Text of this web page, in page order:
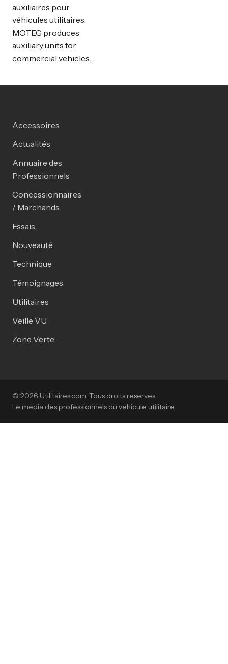
auxiliaires pour
véhicules utilitaires.
MOTEG produces
auxiliary units for
commercial vehicles.
Accessoires
Actualités
Annuaire des
Professionnels
Concessionnaires
/ Marchands
Essais
Nouveauté
Technique
Témoignages
Utilitaires
Veille VU
Zone Verte
© 2026 Utilitaires.com. Tous droits reserves.
Le media des professionnels du vehicule utilitaire